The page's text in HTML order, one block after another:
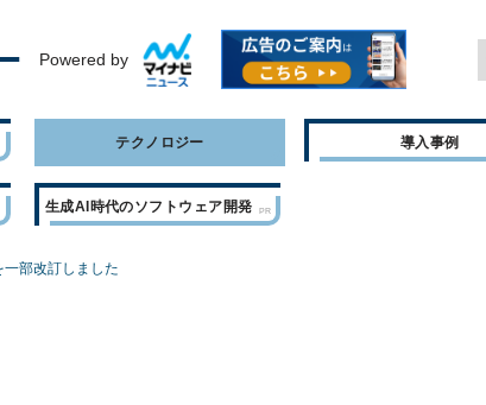
Powered by
テクノロジー 導入事例
生成AI時代のソフトウェア開発
部改訂しました